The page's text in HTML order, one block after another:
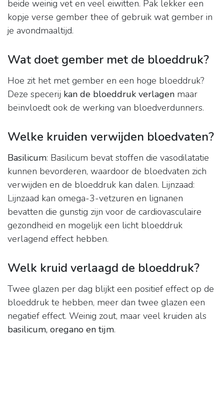
beide weinig vet en veel eiwitten. Pak lekker een
kopje verse gember thee of gebruik wat gember in
je avondmaaltijd.
Wat doet gember met de bloeddruk?
Hoe zit het met gember en een hoge bloeddruk?
Deze specerij kan de bloeddruk verlagen maar
beïnvloedt ook de werking van bloedverdunners.
Welke kruiden verwijden bloedvaten?
Basilicum: Basilicum bevat stoffen die vasodilatatie
kunnen bevorderen, waardoor de bloedvaten zich
verwijden en de bloeddruk kan dalen. Lijnzaad:
Lijnzaad kan omega-3-vetzuren en lignanen
bevatten die gunstig zijn voor de cardiovasculaire
gezondheid en mogelijk een licht bloeddruk
verlagend effect hebben.
Welk kruid verlaagd de bloeddruk?
Twee glazen per dag blijkt een positief effect op de
bloeddruk te hebben, meer dan twee glazen een
negatief effect. Weinig zout, maar veel kruiden als
basilicum, oregano en tijm.